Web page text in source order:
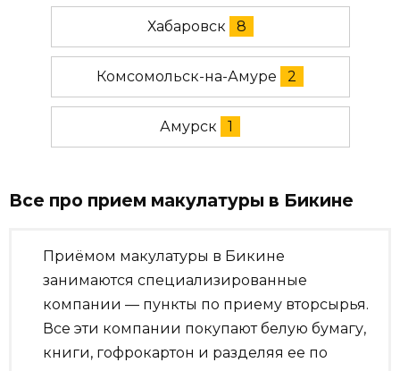
Хабаровск 8
Комсомольск-на-Амуре 2
Амурск 1
Все про прием макулатуры в Бикине
Приёмом макулатуры в Бикине
занимаются специализированные
компании — пункты по приему вторсырья.
Все эти компании покупают белую бумагу,
книги, гофрокартон и разделяя ее по